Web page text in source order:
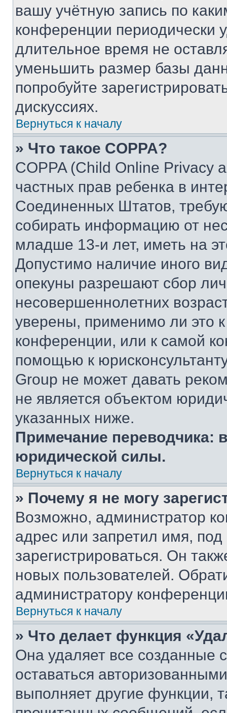
вашу учётную запись по
конференции периодически
длительное время не
уменьшить размер базы
попробуйте
дискуссиях.
Вернуться к началу
» Что такое COPPA?
COPPA (Child Online Privacy
частных прав ребенка в
Соединенных Штатов,
собирать информацию от
младше 13-и лет, иметь на
Допустимо наличие иного
опекуны разрешают сбор
несовершеннолетних
уверены, применимо ли это
конференции, или к самой
помощью к
Group не может давать
не является объектом
указанных ниже.
Примечание переводчика:
юридической силы.
Вернуться к началу
» Почему я не могу
Возможно, администратор
адрес или запретил имя,
зарегистрироваться. Он
новых пользователей.
администратору
Вернуться к началу
» Что делает функция
Она удаляет все созданные
оставаться
выполняет другие функции,